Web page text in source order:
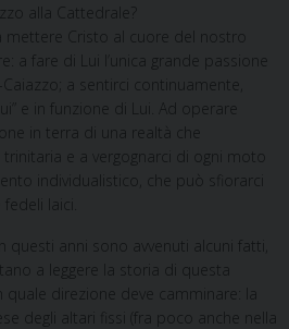
alla Cattedrale?
Cristo al cuore del nostro
a fare di Lui l’unica grande passione
a sentirci continuamente,
e in funzione di Lui. Ad operare
in terra di una realtà che
trinitaria e a vergognarci di ogni moto
individualistico, che può sfiorarci
laici.
questi anni sono avvenuti alcuni fatti,
a leggere la storia di questa
quale direzione deve camminare: la
degli altari fissi (fra poco anche nella